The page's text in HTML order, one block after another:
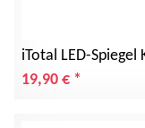
iTotal LED-Spiegel
19,90 € *